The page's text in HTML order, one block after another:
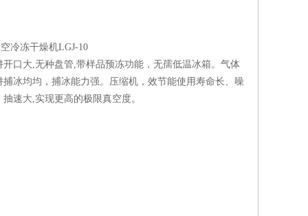
冷冻干燥机LGJ-10
开口大,无种盘管,带样品预冻功能，无孺低温冰箱。气体
捕冰均均，捕冰能力强。压缩机，效节能使用寿命长、噪
速大,实现更高的极限真空度。